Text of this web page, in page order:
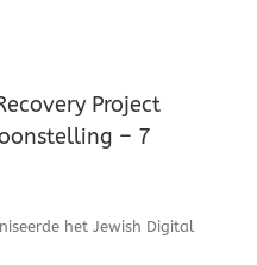
Project
– 7
het Jewish Digital